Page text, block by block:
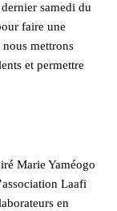
samedi du
faire une
mettrons
et permettre
Marie Yaméogo
Laafi
en